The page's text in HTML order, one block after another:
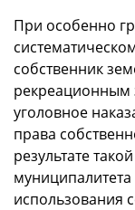
При особенно
собственник
рекреационным
уголовное
права
результате
муниципалитета
использования